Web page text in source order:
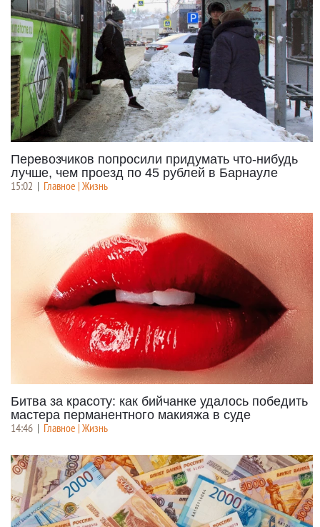
Перевозчиков попросили придумать что-нибудь
лучше, чем проезд по 45 рублей в Барнауле
15:02 | Главное | Жизнь
Битва за красоту: как бийчанке удалось победить
мастера перманентного макияжа в суде
14:46 | Главное | Жизнь